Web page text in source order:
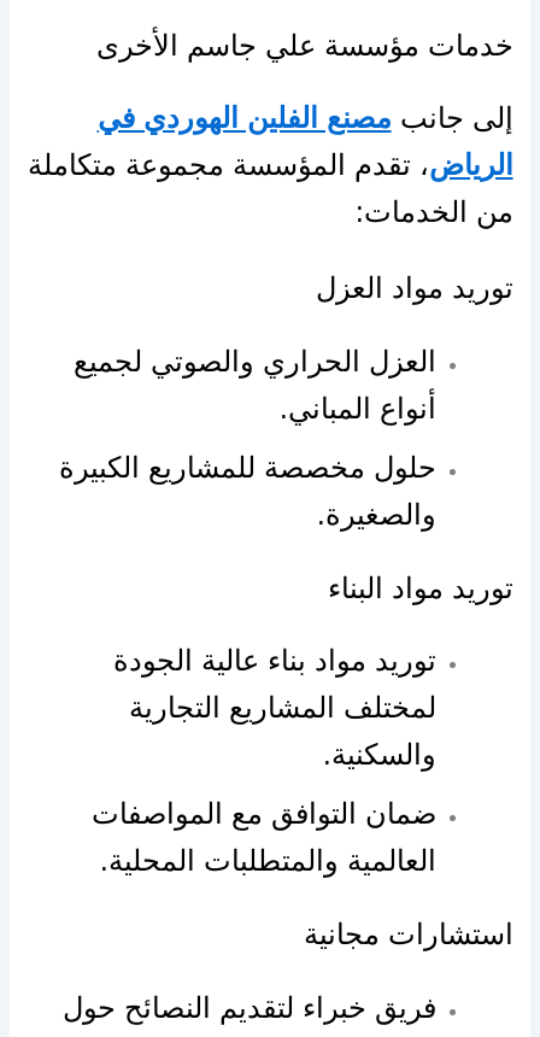
خدمات مؤسسة علي جاسم الأخرى
إلى جانب مصنع الفلين الهوردي في
الرياض، تقدم المؤسسة مجموعة متكاملة
من الخدمات:
توريد مواد العزل
العزل الحراري والصوتي لجميع
أنواع المباني.
حلول مخصصة للمشاريع الكبيرة
والصغيرة.
توريد مواد البناء
توريد مواد بناء عالية الجودة
لمختلف المشاريع التجارية
والسكنية.
ضمان التوافق مع المواصفات
العالمية والمتطلبات المحلية.
استشارات مجانية
فريق خبراء لتقديم النصائح حول